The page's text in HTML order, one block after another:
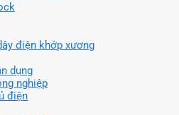
điện khớp xương
dụng
nghiệp
điện